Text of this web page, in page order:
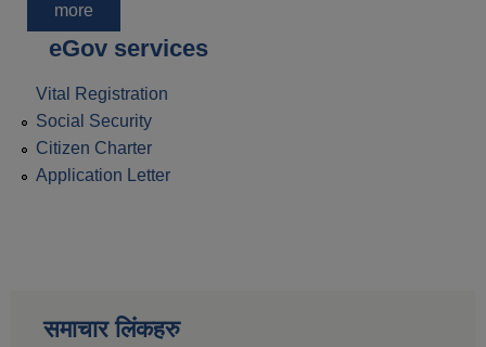
more
eGov services
Vital Registration
Social Security
Citizen Charter
Application Letter
समाचार लिंकहरु